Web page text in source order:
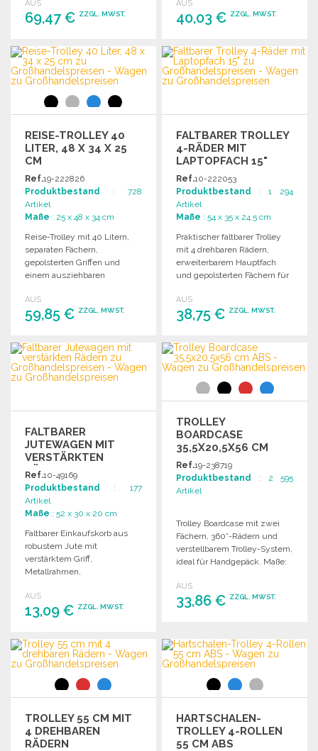
Transport.
AUS
69,47 € ZZGL. MWST.
BESTELLEN
Angebot anfordern
Ideal für Reisende.
AUS
40,03 € ZZGL. MWST.
BESTELLEN
Angebot anfordern
REISE-TROLLEY 40
LITER, 48 X 34 X 25
CM
Ref.19-222826
Produktbestand : 728
Artikel
Maße : 25 x 48 x 34 cm
Reise-Trolley mit 40 Litern,
separaten Fächern,
gepolsterten Griffen und
einem ausziehbaren
Transport.
AUS
59,85 € ZZGL. MWST.
BESTELLEN
Angebot anfordern
FALTBARER TROLLEY
4-RÄDER MIT
LAPTOPFACH 15"
Ref.10-222053
Produktbestand : 1 294
Artikel
Maße : 54 x 35 x 24.5 cm
Praktischer faltbarer Trolley
mit 4 drehbaren Rädern,
erweiterbarem Hauptfach
und gepolsterten Fächern für
AUS
38,75 € ZZGL. MWST.
BESTELLEN
Angebot anfordern
FALTBARER
JUTEWAGEN MIT
VERSTÄRKTEN
RÄDERN
Ref.10-49169
Produktbestand : 177
Artikel
Maße : 52 x 30 x 20 cm
Faltbarer Einkaufskorb aus
robustem Jute mit
verstärktem Griff,
Metallrahmen,
schützenden
Gummistoppern.
AUS
13,09 € ZZGL. MWST.
BESTELLEN
Angebot anfordern
TROLLEY
BOARDCASE
35,5X20,5X56 CM
ABS
Ref.19-238719
Produktbestand : 2 595
Artikel
Trolley Boardcase mit zwei
Fächern, 360°-Rädern und
verstellbarem Trolley-System,
ideal für Handgepäck. Maße:
AUS
33,86 € ZZGL. MWST.
Angebot anfordern
TROLLEY 55 CM MIT
4 DREHBAREN
RÄDERN
HARTSCHALEN-
TROLLEY 4-ROLLEN
55 CM ABS